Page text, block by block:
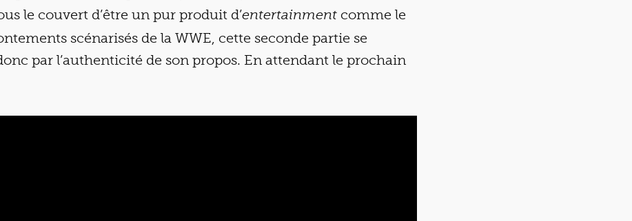
le couvert d’être un pur produit d’entertainment comme le
scénarisés de la WWE, cette seconde partie se
par l’authenticité de son propos. En attendant le prochain